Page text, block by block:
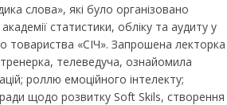
слова», які було організовано
статистики, обліку та аудиту у
товариства «СІЧ». Запрошена лекторка
телеведуча, ознайомила
роллю емоційного інтелекту;
щодо розвитку Soft Skils, створення